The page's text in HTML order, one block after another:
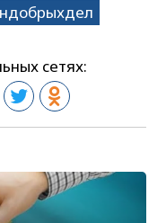
сетях: